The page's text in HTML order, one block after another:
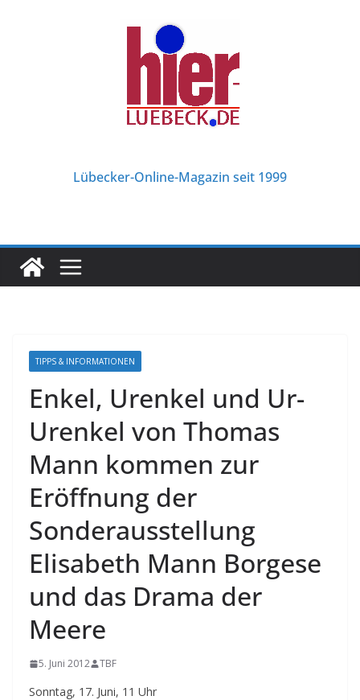
Lübecker-Online-Magazin seit 1999
TIPPS & INFORMATIONEN
Enkel, Urenkel und Ur-
Urenkel von Thomas
Mann kommen zur
Eröffnung der
Sonderausstellung
Elisabeth Mann Borgese
und das Drama der
Meere
5. Juni 2012 TBF
Sonntag, 17. Juni, 11 Uhr